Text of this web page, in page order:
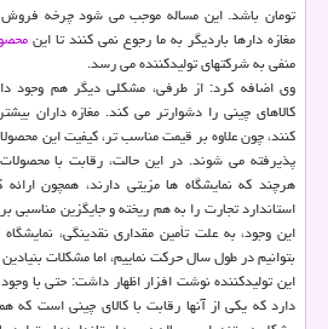
تومان باشد. این مساله موجب می شود چرخه فروش
مغازه دارها باردیگر به ما رجوع نمی کنند تا این
منفی به شرکتهای تولیدکننده می رسد.
وی اضافه کرد: از طرفی، مشکلی دیگر هم وجود
کالاهای چینی را دشوارتر می کند. مغازه داران
کنند، چون علاوه بر قیمت مناسب تر، کیفیت این
پذیرفته می شوند. در این حالت، رقابت با
هرچند که نمایشگاه ها مزیتی دارند، همچون ارائه
استاندارد تجارت را به هم ریخته و جایگزین
این وجود، به علت تأمین مقداری نقدینگی،
بتوانیم در طول سال حرکت نماییم، اما مشکلات
این تولیدکننده نوشت افزار اظهار داشت: حتی با
دارد که یکی از آنها رقابت با کالای چینی است که